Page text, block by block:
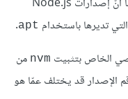
تديرها باستخدام apt
.
الخاص بتثبيت nvm من
الإصدار قد يختلف عمّا هو